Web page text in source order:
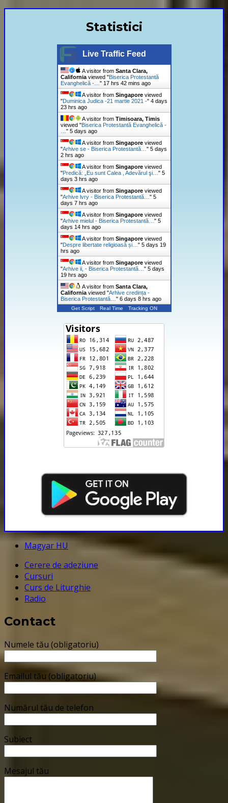
Statistici
Live Traffic Feed
A visitor from Santa Clara,
Californiaviewed "Biserica Protestantă
Evanghelică -… " 17 hrs 42 mins ago
A visitor from Singaporeviewed
"Duminica Judica -21 martie 2021 -" 4 days
23 hrs ago
A visitor from Timisoara, Timis
viewed "Biserica Protestantă Evanghelică -
" 5 days ago
A visitor from Singaporeviewed
"Arhive se - Biserica Protestantă… " 5 days
2 hrs ago
A visitor from Singaporeviewed
"Predică: „Eu sunt Calea , Adevărul şi… " 5
days 3 hrs ago
A visitor from Singaporeviewed
"Arhive lvry - Biserica Protestantă… " 5
days 7 hrs ago
A visitor from Singaporeviewed
"Arhive mielul - Biserica Protestantă… " 5
days 14 hrs ago
A visitor from Singaporeviewed
"Despre libertate religioasă și… " 5 days 19
hrs ago
A visitor from Singaporeviewed
"Arhive ii, - Biserica Protestantă… " 5 days
19 hrs ago
A visitor from Santa Clara,
Californiaviewed "Arhive credința -
Biserica Protestantă… " 6 days 8 hrs ago
Get Script Real Time Tracking ON
Magyar HU
Cerere de adeziune
Cursuri
Curs de Liturghie
Radio
Contact
Numele tău (obligatoriu)
Emailul tău (obligatoriu)
Numărul tău de telefon
Subiect
Mesajul tău